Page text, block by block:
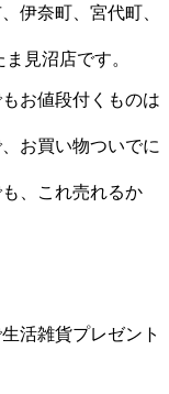
伊奈町、宮代町、
見沼店です。
お値段付くものは
お買い物ついでに
、これ売れるか
活雑貨プレゼント